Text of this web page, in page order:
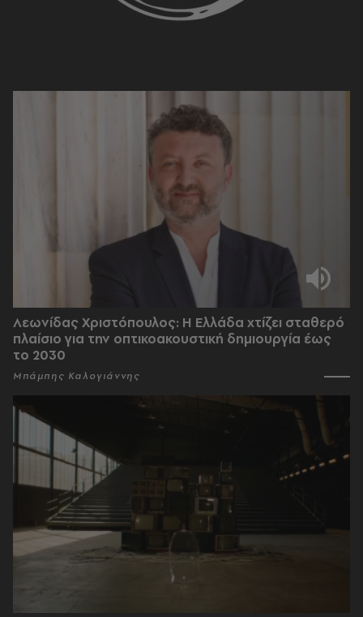
Λεωνίδας Χριστόπουλος: Η Ελλάδα χτίζει σταθερό
πλαίσιο για την οπτικοακουστική δημιουργία έως
το 2030
Μπάμπης Καλογιάννης